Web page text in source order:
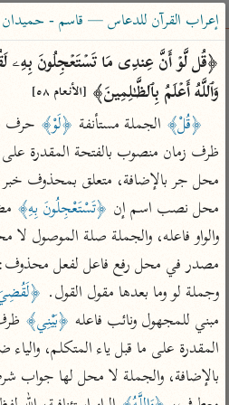
ساهم معنا في نشر القرآن
الباحث
بحث تفسير علوم
or more characters for results.
Type 1 or more
characters for results.
أمّهات
تفسير الطبري
تفسير ابن كثير
تفسير القرطبي
تفسير البغوي
عامّة
فتح البيان
فتح القدير
تفسير ابن
موسوعات
إعراب القرآن للدعاس — قاسم -
وَٱللَّهُ أَعۡلَمُ بِٱلظَّـٰلِمِینَ﴾ [الأنعام ٥٨]
﴿قُلْ﴾ الجملة مستأنفة ﴿لَوْ﴾ حرف
محل جر بالإضافة، متعلق بمحذوف
محل نصب اسم إن ﴿تَسْتَعْجِلُونَ بِهِ﴾
وجملة لو وما بعدها مقول القول.
مبني للمجهول ونائب فاعله ﴿بَيْنِي﴾
بالإضافة، والجملة لا محل لها جواب